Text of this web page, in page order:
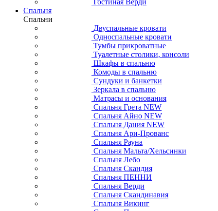
Спальня
Спальни
Двуспальные кровати
Односпальные кровати
Тумбы прикроватные
Туалетные столики, консоли
Шкафы в спальню
Комоды в спальню
Сундуки и банкетки
Зеркала в спальню
Матрасы и основания
Спальня Грета NEW
Спальня Айно NEW
Спальня Дания NEW
Спальня Ари-Прованс
Спальня Рауна
Спальня Мальта/Хельсинки
Спальня Лебо
Спальня Скандия
Спальня ПЕННИ
Спальня Верди
Спальня Скандинавия
Спальня Викинг